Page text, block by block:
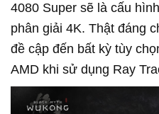
4080 Super sẽ là cấu
phân giải 4K. Thật đáng
đề cập đến bất kỳ tùy
AMD khi sử dụng Ray